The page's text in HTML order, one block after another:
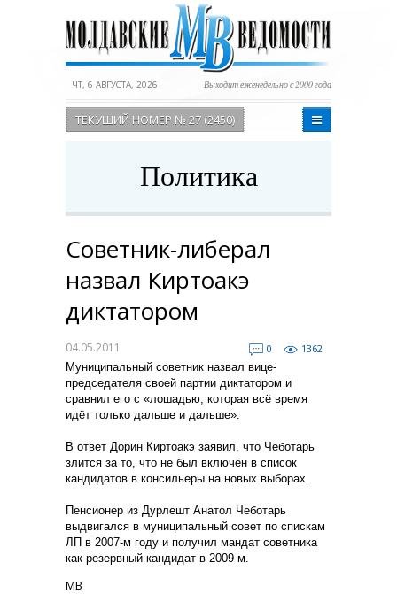
ЧТ, 6 АВГУСТА, 2026 Выходит еженедельно с 2000 года
ТЕКУЩИЙ НОМЕР № 27 (2450)
Политика
Советник-либерал
назвал Киртоакэ
диктатором
04.05.2011 0
1362
Муниципальный советник назвал вице-
председателя своей партии диктатором и
сравнил его с «лошадью, которая всё время
идёт только дальше и дальше».
В ответ Дорин Киртоакэ заявил, что Чеботарь
злится за то, что не был включён в список
кандидатов в консильеры на новых выборах.
Пенсионер из Дурлешт Анатол Чеботарь
выдвигался в муниципальный совет по спискам
ЛП в 2007-м году и получил мандат советника
как резервный кандидат в 2009-м.
МВ